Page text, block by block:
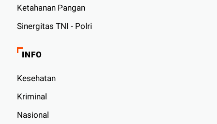
Ketahanan Pangan
Sinergitas TNI - Polri
INFO
Kesehatan
Kriminal
Nasional